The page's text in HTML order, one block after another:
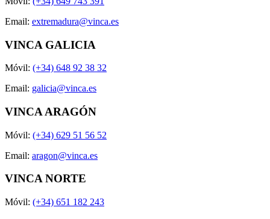
Email: extremadura@vinca.es
VINCA GALICIA
Móvil: (+34) 648 92 38 32
Email: galicia@vinca.es
VINCA ARAGÓN
Móvil: (+34) 629 51 56 52
Email: aragon@vinca.es
VINCA NORTE
Móvil: (+34) 651 182 243